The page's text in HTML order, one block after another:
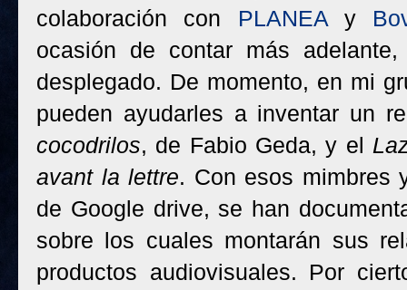
colaboración con PLANEAy
ocasión de contar más
desplegado. De momento, en mi
pueden ayudarles a inventar un
cocodrilos, de Fabio Geda, y el
avant la lettre. Con esos mimbres
de Google drive, se han
sobre los cuales montarán sus
productos audiovisuales. Por